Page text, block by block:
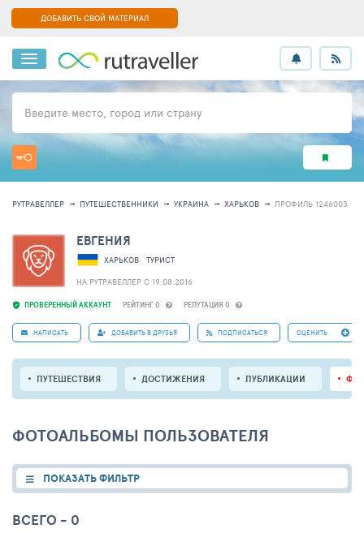
ДОБАВИТЬ СВОЙ МАТЕРИАЛ
Введите место, город или страну
РУТРАВЕЛЛЕР ПУТЕШЕСТВЕННИКИ УКРАИНА ХАРЬКОВ ПРОФИЛЬ 1246003
ПРОВЕРЕННЫЙ АККАУНТ РЕЙТИНГ 0 РЕПУТАЦИЯ 0
ЕВГЕНИЯ
ХАРЬКОВ
ТУРИСТ
НА РУТРАВЕЛЛЕР C 19.08.2016
НАПИСАТЬ ДОБАВИТЬ В ДРУЗЬЯ ПОДПИСАТЬСЯ ОЦЕНИТЬ
ПУТЕШЕСТВИЯ ДОСТИЖЕНИЯ ПУБЛИКАЦИИ
ФОТОАЛЬБОМЫ ПОЛЬЗОВАТЕЛЯ
ПОКАЗАТЬ ФИЛЬТР
ВСЕГО - 0